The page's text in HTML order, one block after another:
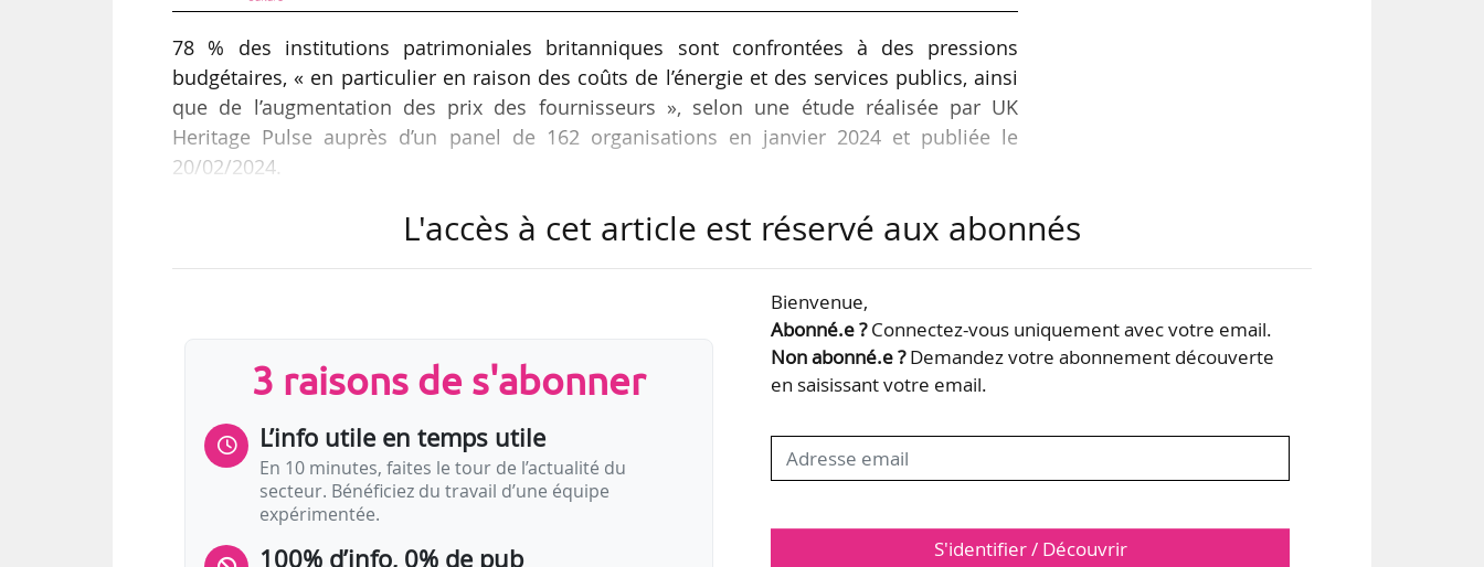
78 % des institutions patrimoniales britanniques sont confrontées à des pressions
budgétaires, « en particulier en raison des coûts de l’énergie et des services publics, ainsi
que de l’augmentation des prix des fournisseurs », selon une étude réalisée par UK
Heritage Pulse auprès d’un panel de 162 organisations en janvier 2024 et publiée le
20/02/2024.
Parmi les institutions subissant des pressions budgétaires, 32 % ont déjà opéré des
réductions. Parmi les institutions subissant des pressions budgétaires, 20 % ont réduit
leur personnel et 73 % l’ont fait en gelant le recrutement ou en ne remplissant pas les
L'accès à cet article est réservé aux abonnés
3 raisons de s'abonner
L’info utile en temps utile
En 10 minutes, faites le tour de l’actualité du
secteur. Bénéficiez du travail d’une équipe
expérimentée.
100% d’info, 0% de pub
Bienvenue,
Abonné.e ?Connectez-vous uniquement avec votre email.
Non abonné.e ?Demandez votre abonnement découverte
en saisissant votre email.
S'identifier / Découvrir